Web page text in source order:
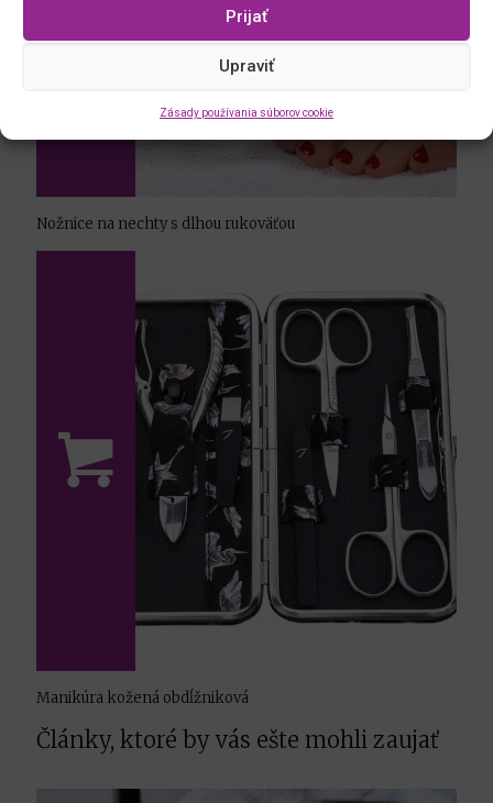
Prijať
Upraviť
Zásady používania súborov cookie
Nožnice na nechty s dlhou rukoväťou
Manikúra kožená obdĺžniková
Články, ktoré by vás ešte mohli zaujať